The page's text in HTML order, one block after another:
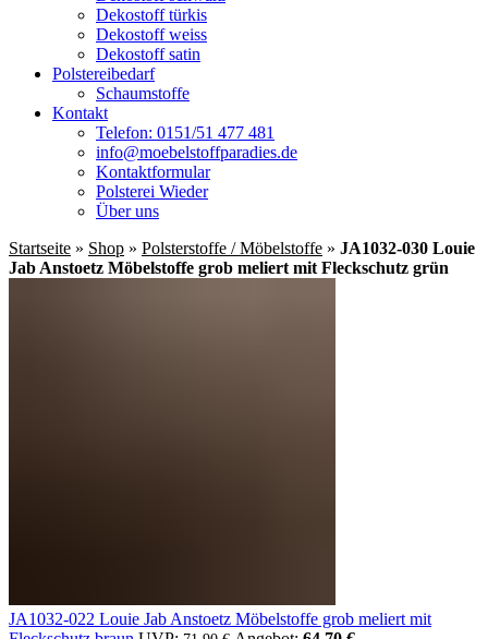
Dekostoff türkis
Dekostoff weiss
Dekostoff satin
Polstereibedarf
Schaumstoffe
Kontakt
Telefon: 0151/51 477 481
info@moebelstoffparadies.de
Kontaktformular
Polsterei Wieder
Über uns
Startseite » Shop » Polsterstoffe / Möbelstoffe » JA1032-030 Louie
Jab Anstoetz Möbelstoffe grob meliert mit Fleckschutz grün
JA1032-022 Louie Jab Anstoetz Möbelstoffe grob meliert mit